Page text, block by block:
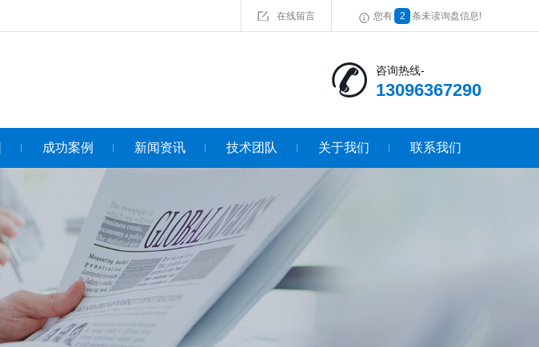
在线留言 您有 2 条未读询盘信息!
咨询热线-
13096367290
成功案例 新闻资讯 技术团队 关于我们 联系我们